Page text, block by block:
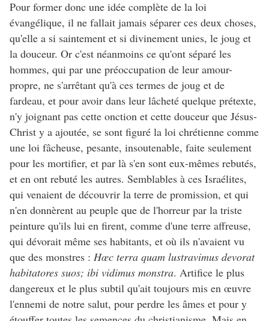
Pour former donc une idée complète de la loi
évangélique, il ne fallait jamais séparer ces deux choses,
qu'elle a si saintement et si divinement unies, le joug et
la douceur. Or c'est néanmoins ce qu'ont séparé les
hommes, qui par une préoccupation de leur amour-
propre, ne s'arrêtant qu'à ces termes de joug et de
fardeau, et pour avoir dans leur lâcheté quelque prétexte,
n'y joignant pas cette onction et cette douceur que Jésus-
Christ y a ajoutée, se sont figuré la loi chrétienne comme
une loi fâcheuse, pesante, insoutenable, faite seulement
pour les mortifier, et par là s'en sont eux-mêmes rebutés,
et en ont rebuté les autres. Semblables à ces Israélites,
qui venaient de découvrir la terre de promission, et qui
n'en donnèrent au peuple que de l'horreur par la triste
peinture qu'ils lui en firent, comme d'une terre affreuse,
qui dévorait même ses habitants, et où ils n'avaient vu
que des monstres : Hœc terra quam lustravimus devorat
habitatores suos; ibi vidimus monstra. Artifice le plus
dangereux et le plus subtil qu'ait toujours mis en œuvre
l'ennemi de notre salut, pour perdre les âmes et pour y